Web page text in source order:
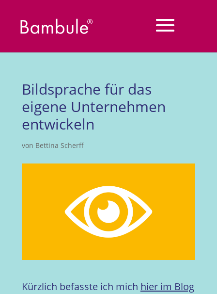
Bildsprache für das
eigene Unternehmen
entwickeln
von Bettina Scherff
Kürzlich befasste ich mich hier im Blog